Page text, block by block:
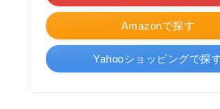
Amazonで探す
Yahooショッピングで探